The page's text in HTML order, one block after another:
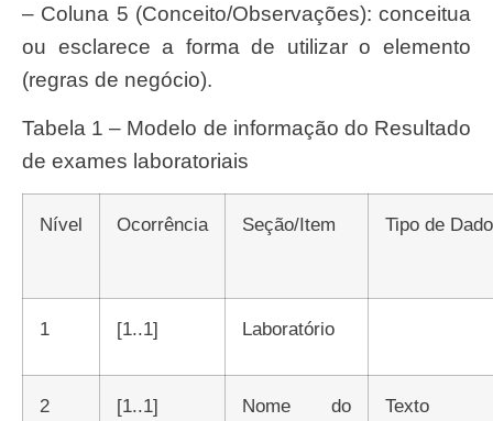
– Coluna 5 (Conceito/Observações): conceitua
ou esclarece a forma de utilizar o elemento
(regras de negócio).
Tabela 1 – Modelo de informação do Resultado
de exames laboratoriais
Nível Ocorrência Seção/Item Tipo de
1 [1..1] Laboratório
2 [1..1]
Nome do
Texto